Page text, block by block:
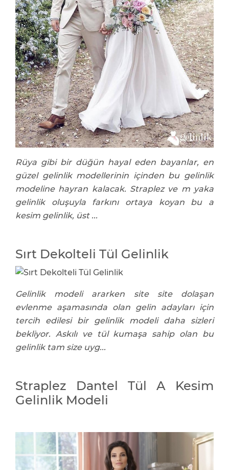
Rüya gibi bir düğün hayal eden bayanlar, en
güzel gelinlik modellerinin içinden bu gelinlik
modeline hayran kalacak. Straplez ve m yaka
gelinlik oluşuyla farkını ortaya koyan bu a
kesim gelinlik, üst ...
Sırt Dekolteli Tül Gelinlik
Gelinlik modeli ararken site site dolaşan
evlenme aşamasında olan gelin adayları için
tercih edilesi bir gelinlik modeli daha sizleri
bekliyor. Askılı ve tül kumaşa sahip olan bu
gelinlik tam size uyg...
Straplez Dantel Tül A Kesim
Gelinlik Modeli